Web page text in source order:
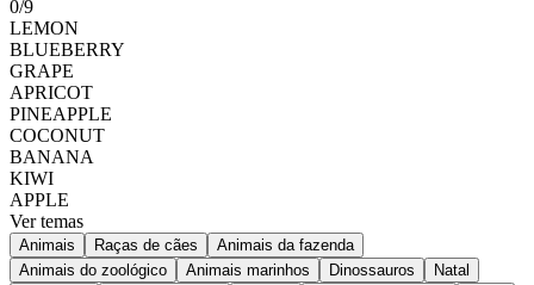
0/9
LEMON
BLUEBERRY
GRAPE
APRICOT
PINEAPPLE
COCONUT
BANANA
KIWI
APPLE
Ver temas
Animais Raças de cães
Animais da fazenda
Animais do zoológico
Animais marinhos Dinossauros Natal